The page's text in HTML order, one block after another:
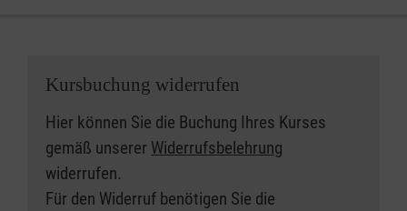
Kursbuchung widerrufen
Hier können Sie die Buchung Ihres Kurses
gemäß unserer Widerrufsbelehrung
widerrufen.
Für den Widerruf benötigen Sie die